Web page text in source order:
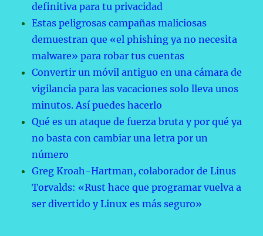
definitiva para tu privacidad
Estas peligrosas campañas maliciosas
demuestran que «el phishing ya no necesita
malware» para robar tus cuentas
Convertir un móvil antiguo en una cámara de
vigilancia para las vacaciones solo lleva unos
minutos. Así puedes hacerlo
Qué es un ataque de fuerza bruta y por qué ya
no basta con cambiar una letra por un
número
Greg Kroah-Hartman, colaborador de Linus
Torvalds: «Rust hace que programar vuelva a
ser divertido y Linux es más seguro»